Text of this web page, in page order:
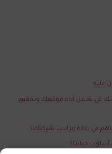
عليه
في تحليل أداء موقعك وتحقيق
في زيادة إيرادات شركتك؟
أسلوب حياتنا؟